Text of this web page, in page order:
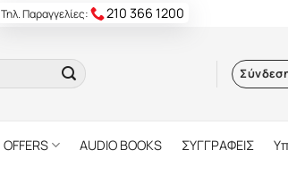
Τηλ. Παραγγελίες: 210 366 1200
OFFERS AUDIO BOOKS ΣΥΓΓΡΑΦΕΙΣ